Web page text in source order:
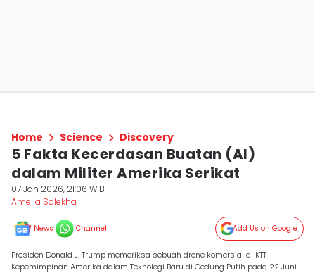
Home Science Discovery
5 Fakta Kecerdasan Buatan (AI)
dalam Militer Amerika Serikat
07 Jan 2026, 21:06 WIB
Amelia Solekha
News Channel Add Us on Google
Presiden Donald J. Trump memeriksa sebuah drone komersial di KTT
Kepemimpinan Amerika dalam Teknologi Baru di Gedung Putih pada 22 Juni